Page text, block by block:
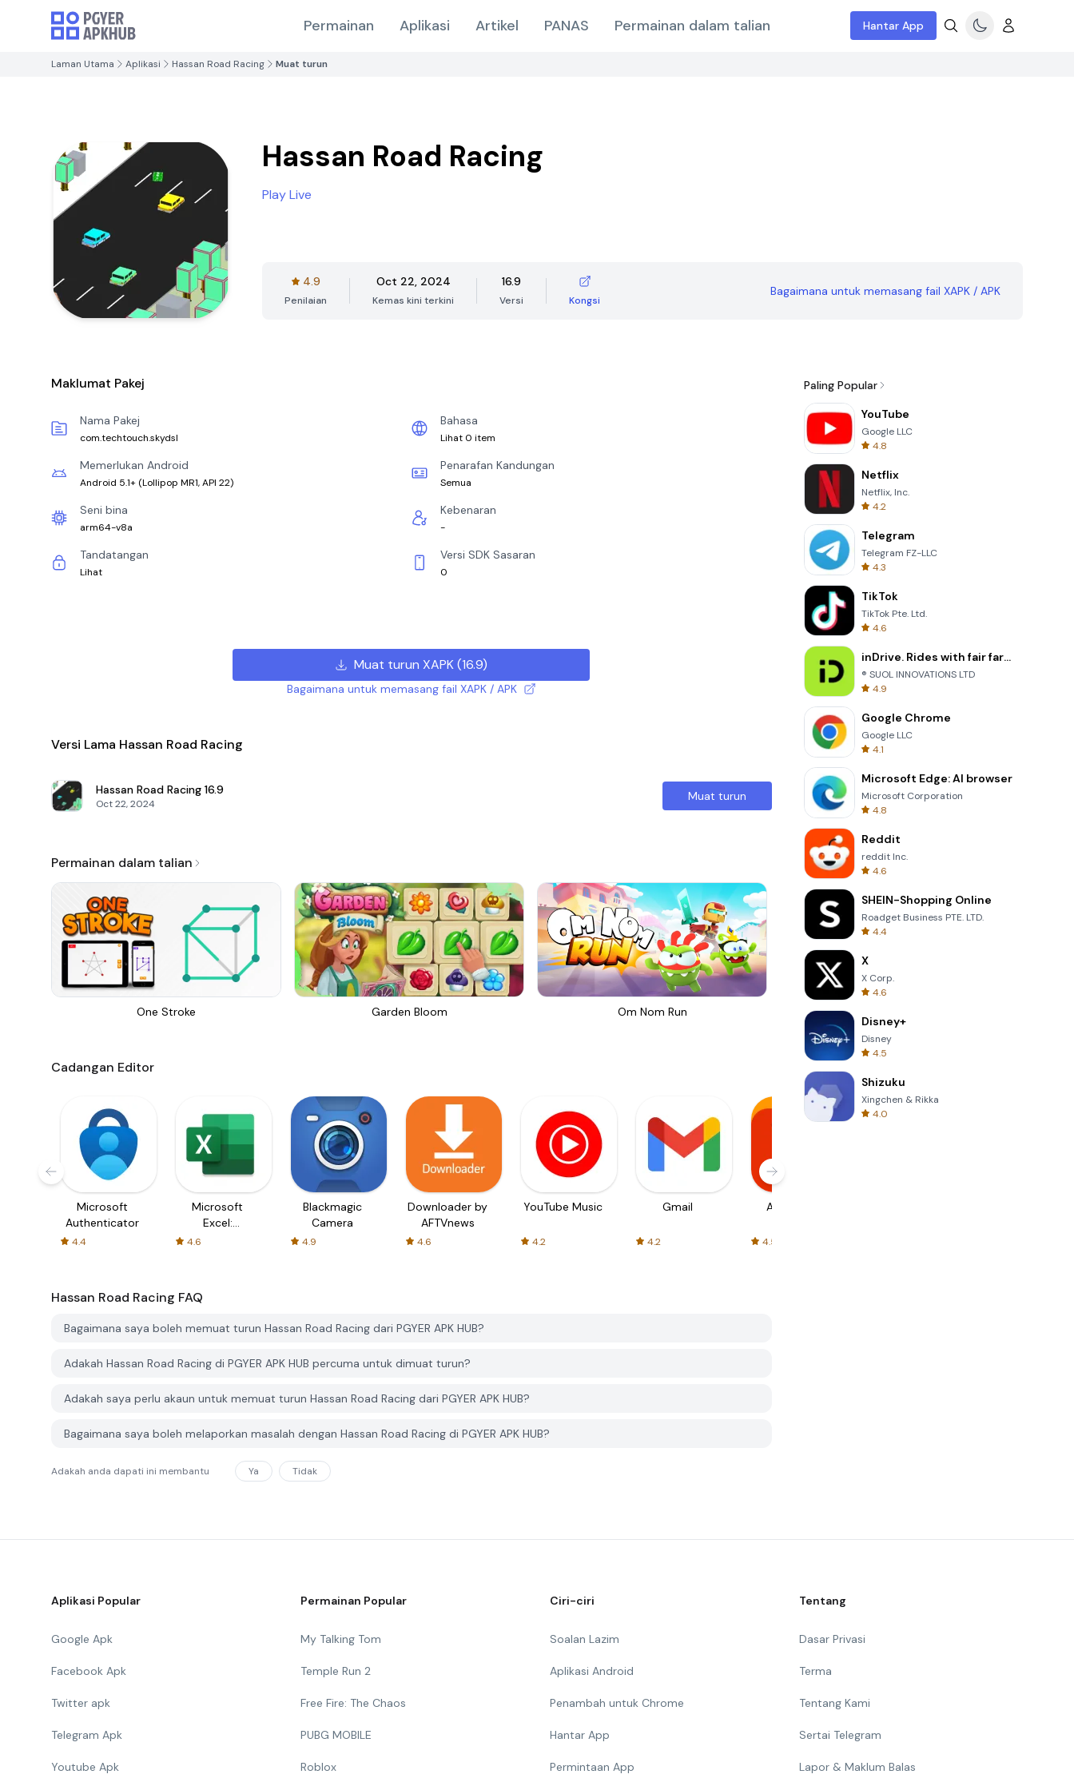
Permainan Aplikasi Artikel PANAS Permainan dalam talian Hantar App
Laman Utama Aplikasi Hassan Road Racing Muat turun
Hassan Road Racing
Play Live
4.9
Penilaian
Oct 22, 2024
Kemas kini terkini
16.9
Versi Kongsi
Bagaimana untuk memasang fail XAPK / APK
Maklumat Pakej
Nama Pakej
com.techtouch.skydsl
Bahasa
Lihat 0 item
Memerlukan Android
Android 5.1+ (Lollipop MR1, API 22)
Penarafan Kandungan
Semua
Seni bina
arm64-v8a
Kebenaran
-
Tandatangan
Lihat
Versi SDK Sasaran
0
Muat turun XAPK(16.9)
Bagaimana untuk memasang fail XAPK / APK
Versi Lama Hassan Road Racing
Hassan Road Racing 16.9
Oct 22, 2024
Muat turun
Permainan dalam talian
One Stroke Garden Bloom Om Nom Run
Cadangan Editor
Microsoft
Authenticator
4.4
Microsoft
Excel:
Spreadsheets
4.6
Blackmagic
Camera
4.9
Downloader by
AFTVnews
4.6
YouTube Music
4.2
Gmail
4.2
AliExpress
4.5
Hassan Road Racing FAQ
Bagaimana saya boleh memuat turun Hassan Road Racing dari PGYER APK HUB?
Adakah Hassan Road Racing di PGYER APK HUB percuma untuk dimuat turun?
Adakah saya perlu akaun untuk memuat turun Hassan Road Racing dari PGYER APK HUB?
Bagaimana saya boleh melaporkan masalah dengan Hassan Road Racing di PGYER APK HUB?
Adakah anda dapati ini membantu Ya Tidak
Paling Popular
YouTube
Google LLC
4.8
Netflix
Netflix, Inc.
4.2
Telegram
Telegram FZ-LLC
4.3
TikTok
TikTok Pte. Ltd.
4.6
inDrive. Rides with fair fares
® SUOL INNOVATIONS LTD
4.9
Google Chrome
Google LLC
4.1
Microsoft Edge: AI browser
Microsoft Corporation
4.8
Reddit
reddit Inc.
4.6
SHEIN-Shopping Online
Roadget Business PTE. LTD.
4.4
X
X Corp.
4.6
Disney+
Disney
4.5
Shizuku
Xingchen & Rikka
4.0
Aplikasi Popular
Google Apk
Facebook Apk
Twitter apk
Telegram Apk
Youtube Apk
Permainan Popular
My Talking Tom
Temple Run 2
Free Fire: The Chaos
PUBG MOBILE
Roblox
Ciri-ciri
Soalan Lazim
Aplikasi Android
Penambah untuk Chrome
Hantar App
Permintaan App
Tentang
Dasar Privasi
Terma
Tentang Kami
Sertai Telegram
Lapor & Maklum Balas